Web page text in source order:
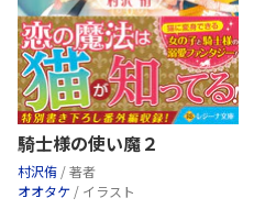
騎士様の使い魔２
村沢侑 / 著者
オオタケ / イラスト